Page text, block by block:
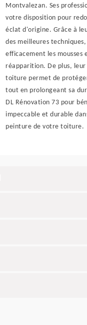
Montvalezan. Ses
votre disposition pour
éclat d'origine. Grâce à
des meilleures
efficacement les mousses
réapparition. De plus,
toiture permet de
tout en prolongeant sa
DL Rénovation 73 pour
impeccable et durable
peinture de votre toiture.